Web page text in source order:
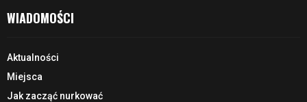
WIADOMOŚCI
Aktualności
Miejsca
Jak zacząć nurkować